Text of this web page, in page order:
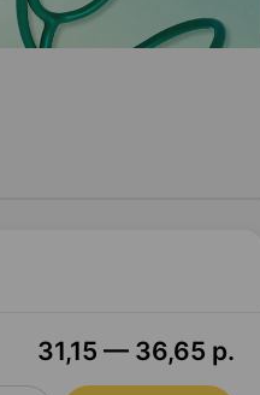
31,15 — 36,65 р.